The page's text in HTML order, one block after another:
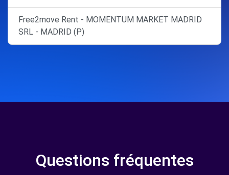
Free2move Rent - MOMENTUM MARKET MADRID
SRL - MADRID (P)
Questions fréquentes